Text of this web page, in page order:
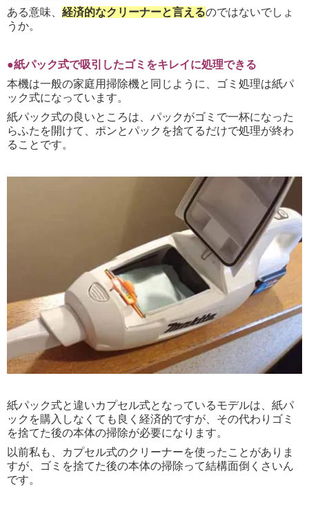
ある意味、 経済的なクリーナーと言えるのではないでしょ
うか。
●紙パック式で吸引したゴミをキレイに処理できる
本機は一般の家庭用掃除機と同じように、ゴミ処理は紙パ
ック式になっています。
紙パック式の良いところは、パックがゴミで一杯になった
らふたを開けて、ポンとパックを捨てるだけで処理が終わ
ることです。
紙パック式と違いカプセル式となっているモデルは、紙パ
ックを購入しなくても良く経済的ですが、その代わりゴミ
を捨てた後の本体の掃除が必要になります。
以前私も、カプセル式のクリーナーを使ったことがありま
すが、ゴミを捨てた後の本体の掃除って結構面倒くさいん
です。